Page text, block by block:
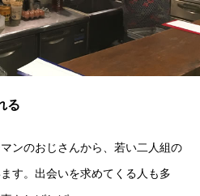
る
ンのおじさんから、若い二人組の
す。出会いを求めてくる人も多